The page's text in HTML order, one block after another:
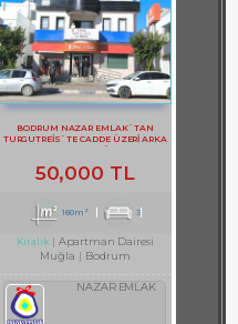
BODRUM NAZAR EMLAK`TAN
TURGUTREİS`TE CADDE ÜZERİ ARKA
50,000 TL
180m² 3
Kiralık
Apartman Dairesi
Muğla
Bodrum
NAZAR EMLAK